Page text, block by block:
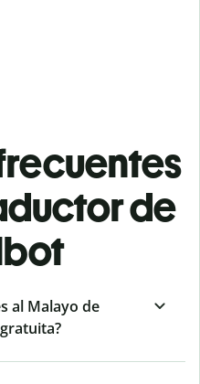
de
al Malayo de